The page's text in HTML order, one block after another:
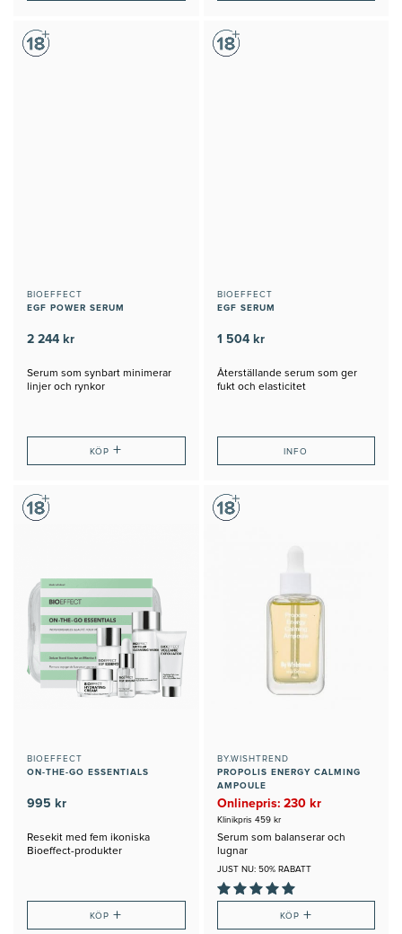
BIOEFFECT
EGF POWER SERUM
2 244 kr
Serum som synbart minimerar
linjer och rynkor
KÖP+
BIOEFFECT
EGF SERUM
1 504 kr
Återställande serum som ger
fukt och elasticitet
INFO
BIOEFFECT
ON-THE-GO ESSENTIALS
995 kr
Resekit med fem ikoniska
Bioeffect-produkter
KÖP+
BY.WISHTREND
PROPOLIS ENERGY CALMING
AMPOULE
Onlinepris: 230 kr
Klinikpris 459 kr
Serum som balanserar och
lugnar
JUST NU: 50% RABATT
KÖP +